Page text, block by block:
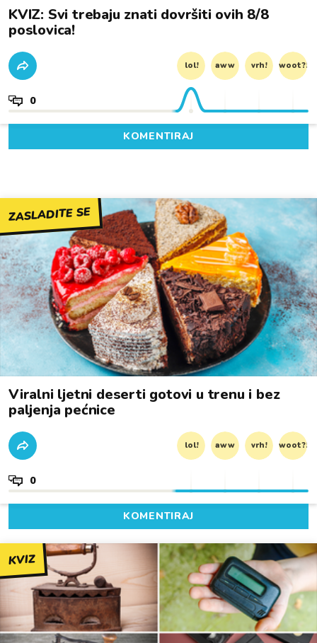
KVIZ: Svi trebaju znati dovršiti ovih 8/8
poslovica!
lol! aww vrh! woot?!
0
KOMENTIRAJ
ZASLADITE SE
Viralni ljetni deserti gotovi u trenu i bez
paljenja pećnice
lol! aww vrh! woot?!
0
KOMENTIRAJ
KVIZ